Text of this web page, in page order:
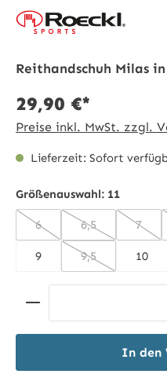
Reithandschuh Milas
29,90 €*
Preise inkl. MwSt. zzgl.
Lieferzeit: Sofort
Größenauswahl: 11
6
(Diese Option ist zurzeit
6,5
(Diese Option
7
9 9,5
(Diese Option
10
Produkt Anzahl: Gib
In den